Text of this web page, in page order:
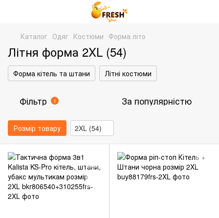
Каталог Одяг Костюми Форма літо
Літня форма 2XL (54)
Форма кітель та штани Літні костюми
Фільтр 1 За популярністю
Розмір товару 2XL (54)